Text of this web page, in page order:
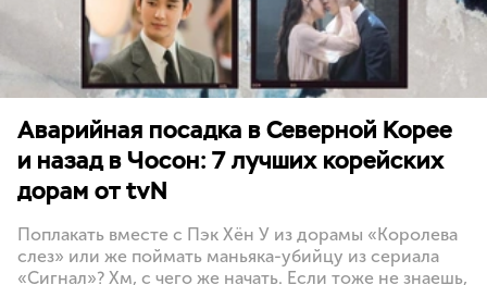
Аварийная посадка в Северной Корее
и назад в Чосон: 7 лучших корейских
дорам от tvN
Поплакать вместе с Пэк Хён У из дорамы «Королева
слез» или же поймать маньяка-убийцу из сериала
«Сигнал»? Хм, с чего же начать. Если тоже не знаешь,